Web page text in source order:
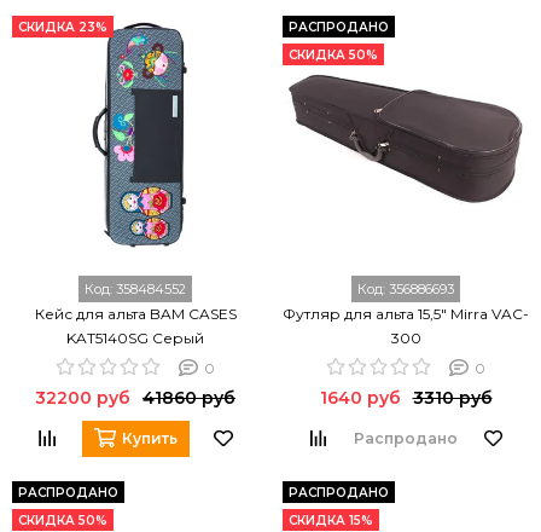
СКИДКА 23%
Код: 358484552
Кейс для альта BAM CASES
KAT5140SG Серый
0
32200 руб 41860 руб
Купить
РАСПРОДАНО
СКИДКА 50%
Код: 356886693
Футляр для альта 15,5" Mirra VAC-
300
0
1640 руб 3310 руб
Распродано
РАСПРОДАНО
СКИДКА 50%
РАСПРОДАНО
СКИДКА 15%